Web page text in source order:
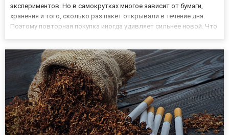
экспериментов. Но в самокрутках многое зависит от бумаги,
хранения и того, сколько раз пакет открывали в течение дня.
Поэтому повторная покупка иногда удивляет сильнее новой. Что